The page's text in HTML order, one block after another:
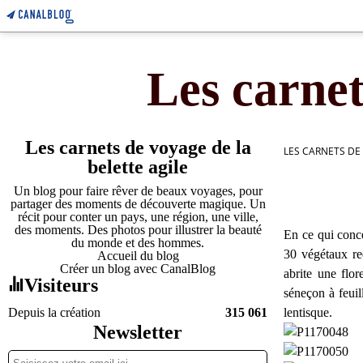
Les
Les carnets de voyage de la
belette agile
Un blog pour faire rêver de beaux voyages, pour
partager des moments de découverte magique. Un
récit pour conter un pays, une région, une ville,
des moments. Des photos pour illustrer la beauté
du monde et des hommes.
Accueil du blog
Créer un blog avec CanalBlog
Visiteurs
Depuis la création 315 061
Newsletter
LES CARNETS
En ce qui
30 végétaux
abrite une
séneçon à
lentisque.